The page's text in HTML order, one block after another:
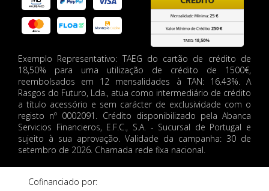
Exemplo Representativo: TAEG do cartão de crédito de
18,50% para uma utilização de crédito de 1500€,
reembolsados em 12 mensalidades à TAN: 16.43%. A
Rasgos do Futuro, Lda., atua como intermediário de crédito
a título acessório e sem carácter de exclusividade com o
registo nº 0002091. Crédito disponibilizado pela Abanca
Servicios Financieros, E.F.C., S.A. - Sucursal de Portugal e
sujeito à sua aprovação. Validade da campanha: 30 de
setembro de 2026. Chamada rede fixa nacional.